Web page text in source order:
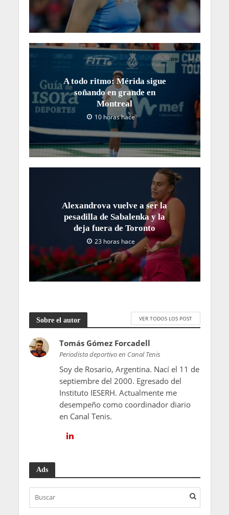
A todo ritmo: Mérida sigue
soñando en grande en
Montreal
10 horas hace
Alexandrova vuelve a ser la
pesadilla de Sabalenka y la
deja fuera de Toronto
23 horas hace
Sobre el autor VER TODOS LOS POST
Tomás Gómez Forcadell
Periodista deportivo en Canal Tenis
Soy de Rosario, Argentina. Nací el 11 de
septiembre del 2000. Egresado del
Instituto IESERH. Actualmente me
desempeño como coordinador diario
en Canal Tenis.
Ads